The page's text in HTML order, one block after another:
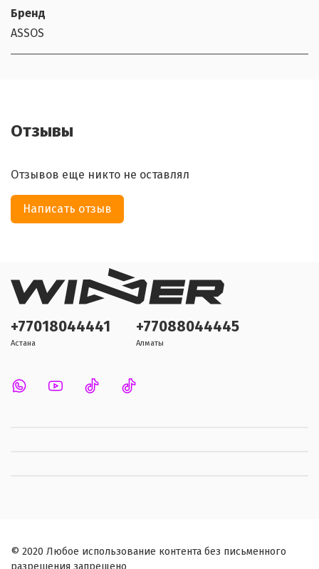
Бренд
ASSOS
Отзывы
Отзывов еще никто не оставлял
Написать отзыв
+77018044441
Астана
+77088044445
Алматы
© 2020 Любое использование контента без письменного